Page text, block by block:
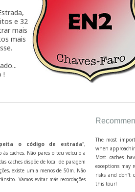
e 32
mais
mais
!
o código de estrada",
caches. Não pares o teu veículo a
caches dispõe de local de paragem
existe um a menos de 50m. Não
Vamos evitar más recordações
The most
when
Most caches
exceptions
risks and don't
this tour!